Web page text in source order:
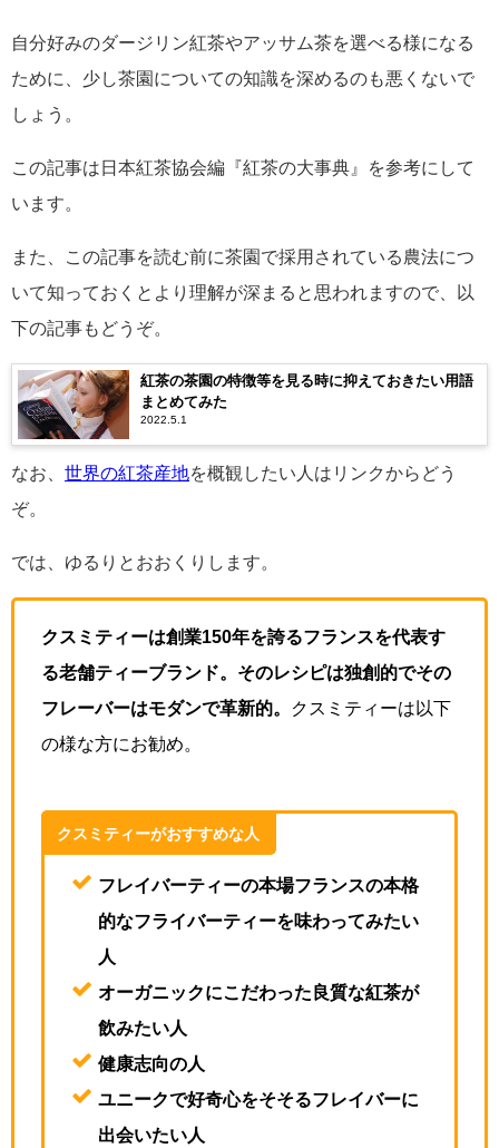
自分好みのダージリン紅茶やアッサム茶を選べる様になる
ために、少し茶園についての知識を深めるのも悪くないで
しょう。
この記事は日本紅茶協会編『紅茶の大事典』を参考にして
います。
また、この記事を読む前に茶園で採用されている農法につ
いて知っておくとより理解が深まると思われますので、以
下の記事もどうぞ。
紅茶の茶園の特徴等を見る時に抑えておきたい用語
まとめてみた￼
2022.5.1
なお、 世界の紅茶産地を概観したい人はリンクからどう
ぞ。
では、ゆるりとおおくりします。
クスミティーは創業150年を誇るフランスを代表す
る老舗ティーブランド。そのレシピは独創的でその
フレーバーはモダンで革新的。
クスミティーは以下
の様な方にお勧め。
クスミティーがおすすめな人
フレイバーティーの本場フランスの本格
的なフライバーティーを味わってみたい
人
オーガニックにこだわった良質な紅茶が
飲みたい人
健康志向の人
ユニークで好奇心をそそるフレイバーに
出会いたい人